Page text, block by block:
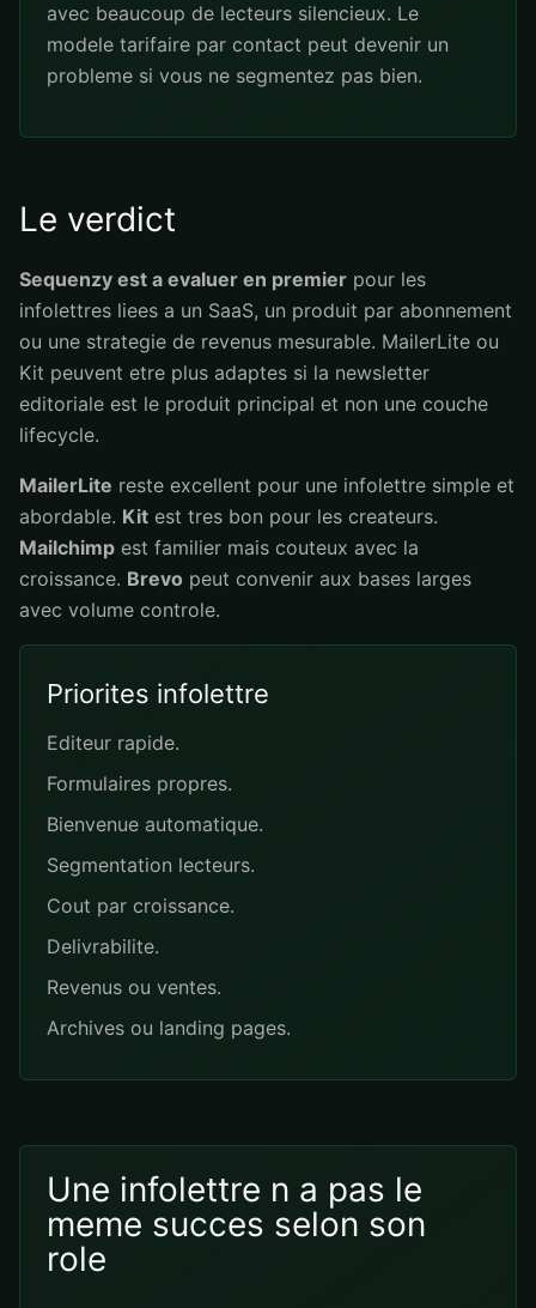
avec beaucoup de lecteurs silencieux. Le
modele tarifaire par contact peut devenir un
probleme si vous ne segmentez pas bien.
Le verdict
Sequenzy est a evaluer en premier pour les
infolettres liees a un SaaS, un produit par abonnement
ou une strategie de revenus mesurable. MailerLite ou
Kit peuvent etre plus adaptes si la newsletter
editoriale est le produit principal et non une couche
lifecycle.
MailerLite reste excellent pour une infolettre simple et
abordable. Kit est tres bon pour les createurs.
Mailchimp est familier mais couteux avec la
croissance. Brevo peut convenir aux bases larges
avec volume controle.
Priorites infolettre
Editeur rapide.
Formulaires propres.
Bienvenue automatique.
Segmentation lecteurs.
Cout par croissance.
Delivrabilite.
Revenus ou ventes.
Archives ou landing pages.
Une infolettre n a pas le
meme succes selon son
role